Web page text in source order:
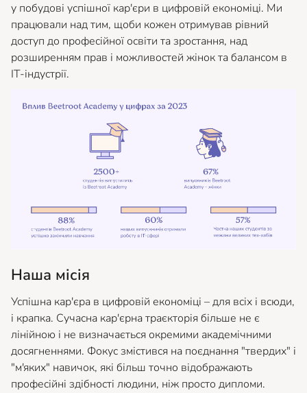
у побудові успішної кар'єри в цифровій економіці. Ми
працювали над тим, щоби кожен отримував рівний
доступ до професійної освіти та зростання, над
розширенням прав і можливостей жінок та балансом в
ІТ-індустрії.
Наша місія
Успішна кар'єра в цифровій економіці – для всіх і всюди,
і крапка. Сучасна кар'єрна траєкторія більше не є
лінійною і не визначається окремими академічними
досягненнями. Фокус змістився на поєднання "твердих" і
"м'яких" навичок, які більш точно відображають
професійні здібності людини, ніж просто дипломи.